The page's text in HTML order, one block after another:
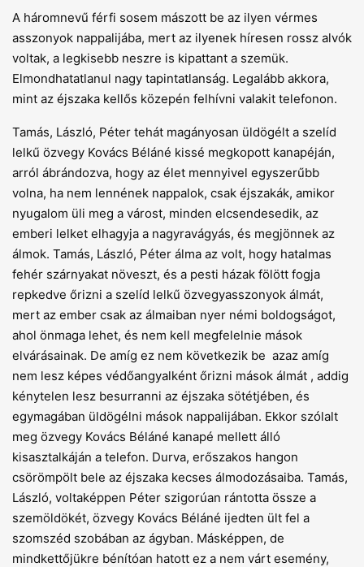
A háromnevű férfi sosem mászott be az ilyen vérmes
asszonyok nappalijába, mert az ilyenek híresen rossz alvók
voltak, a legkisebb neszre is kipattant a szemük.
Elmondhatatlanul nagy tapintatlanság. Legalább akkora,
mint az éjszaka kellős közepén felhívni valakit telefonon.
Tamás, László, Péter tehát magányosan üldögélt a szelíd
lelkű özvegy Kovács Béláné kissé megkopott kanapéján,
arról ábrándozva, hogy az élet mennyivel egyszerűbb
volna, ha nem lennének nappalok, csak éjszakák, amikor
nyugalom üli meg a várost, minden elcsendesedik, az
emberi lelket elhagyja a nagyravágyás, és megjönnek az
álmok. Tamás, László, Péter álma az volt, hogy hatalmas
fehér szárnyakat növeszt, és a pesti házak fölött fogja
repkedve őrizni a szelíd lelkű özvegyasszonyok álmát,
mert az ember csak az álmaiban nyer némi boldogságot,
ahol önmaga lehet, és nem kell megfelelnie mások
elvárásainak. De amíg ez nem következik be ­ azaz amíg
nem lesz képes védőangyalként őrizni mások álmát ­, addig
kénytelen lesz besurranni az éjszaka sötétjében, és
egymagában üldögélni mások nappalijában. Ekkor szólalt
meg özvegy Kovács Béláné kanapé mellett álló
kisasztalkáján a telefon. Durva, erőszakos hangon
csörömpölt bele az éjszaka kecses álmodozásaiba. Tamás,
László, voltaképpen Péter szigorúan rántotta össze a
szemöldökét, özvegy Kovács Béláné ijedten ült fel a
szomszéd szobában az ágyban. Másképpen, de
mindkettőjükre bénítóan hatott ez a nem várt esemény,